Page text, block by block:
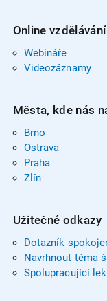
Online vzdělávání
Webináře
Videozáznamy
Města, kde nás
Brno
Ostrava
Praha
Zlín
Užitečné odkazy
Dotazník
Navrhnout téma
Spolupracující